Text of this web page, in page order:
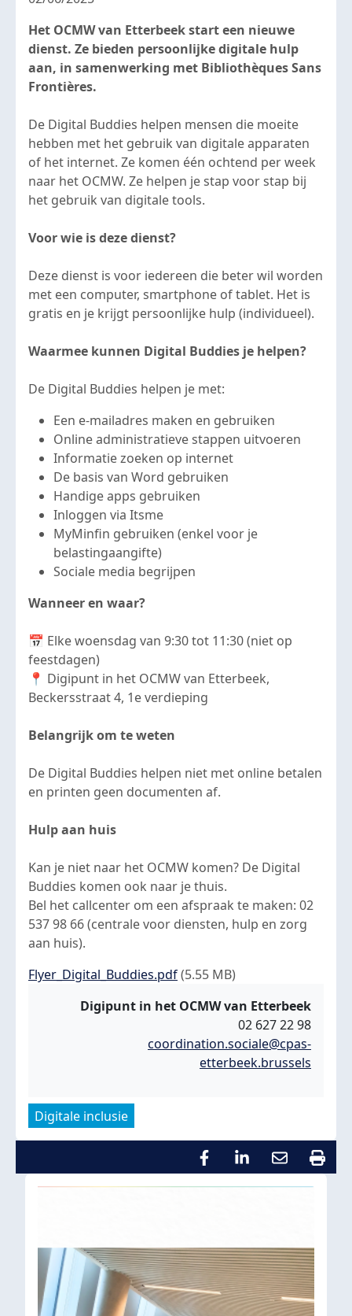
Het OCMW van Etterbeek start een nieuwe
dienst. Ze bieden persoonlijke digitale hulp
aan, in samenwerking met Bibliothèques Sans
Frontières.
De Digital Buddies helpen mensen die moeite
hebben met het gebruik van digitale apparaten
of het internet. Ze komen één ochtend per week
naar het OCMW. Ze helpen je stap voor stap bij
het gebruik van digitale tools.
Voor wie is deze dienst?
Deze dienst is voor iedereen die beter wil worden
met een computer, smartphone of tablet. Het is
gratis en je krijgt persoonlijke hulp (individueel).
Waarmee kunnen Digital Buddies je helpen?
De Digital Buddies helpen je met:
Een e-mailadres maken en gebruiken
Online administratieve stappen uitvoeren
Informatie zoeken op internet
De basis van Word gebruiken
Handige apps gebruiken
Inloggen via Itsme
MyMinfin gebruiken (enkel voor je
belastingaangifte)
Sociale media begrijpen
Wanneer en waar?
📅 Elke woensdag van 9:30 tot 11:30 (niet op
feestdagen)
📍 Digipunt in het OCMW van Etterbeek,
Beckersstraat 4, 1e verdieping
Belangrijk om te weten
De Digital Buddies helpen niet met online betalen
en printen geen documenten af.
Hulp aan huis
Kan je niet naar het OCMW komen? De Digital
Buddies komen ook naar je thuis.
Bel het callcenter om een afspraak te maken: 02
537 98 66 (centrale voor diensten, hulp en zorg
aan huis).
Document
Flyer_Digital_Buddies.pdf(5.55 MB)
Digipunt in het OCMW van Etterbeek
02 627 22 98
coordination.sociale@cpas-
etterbeek.brussels
Digitale inclusie